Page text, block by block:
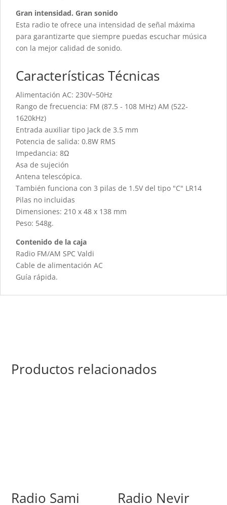
Gran intensidad. Gran sonido
Esta radio te ofrece una intensidad de señal máxima
para garantizarte que siempre puedas escuchar música
con la mejor calidad de sonido.
Características Técnicas
Alimentación AC: 230V~50Hz
Rango de frecuencia: FM (87.5 - 108 MHz) AM (522-
1620kHz)
Entrada auxiliar tipo Jack de 3.5 mm
Potencia de salida: 0.8W RMS
Impedancia: 8Ω
Asa de sujeción
Antena telescópica.
También funciona con 3 pilas de 1.5V del tipo "C" LR14
Pilas no incluidas
Dimensiones: 210 x 48 x 138 mm
Peso: 548g.
Contenido de la caja
Radio FM/AM SPC Valdi
Cable de alimentación AC
Guía rápida.
Productos relacionados
Radio Sami
Radio Nevir